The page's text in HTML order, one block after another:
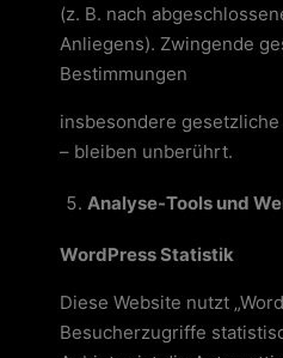
(z. B. nach
Anliegens). Zwingende
Bestimmungen
insbesondere
– bleiben unberührt.
Analyse-Tools und
WordPress Statistik
Diese Website nutzt
Besucherzugriffe